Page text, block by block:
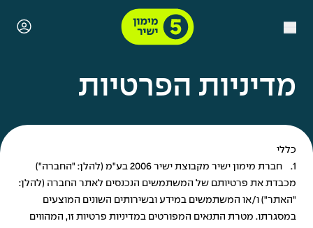
מדיניות הפרטיות
כללי
1. חברת מימון ישיר מקבוצת ישיר 2006 בע"מ (להלן: "החברה")
מכבדת את פרטיותם של המשתמשים הנכנסים לאתר החברה (להלן:
"האתר") ו/או המשתמשים במידע ובשירותים השונים המוצעים
במסגרתו. מטרת התנאים המפורטים במדיניות פרטיות זו, המהווים